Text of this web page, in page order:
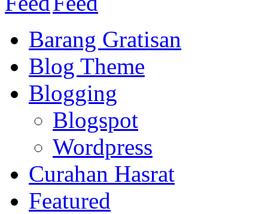
Barang Gratisan
Blog Theme
Blogging
Blogspot
Wordpress
Curahan Hasrat
Featured